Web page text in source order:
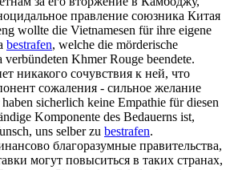
правление союзника Китая
wollte die Vietnamesen für ihre eigene
bestrafen, welche die mörderische
Khmer Rouge beendete.
никакого сочувствия к ней, что
сожаления - сильное желание
sicherlich keine Empathie für diesen
Komponente des Bedauerns ist,
uns selber zu bestrafen.
благоразумные правительства,
могут повыситься в таких странах,